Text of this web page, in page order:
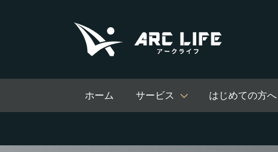
ホーム サービス はじめての方へ